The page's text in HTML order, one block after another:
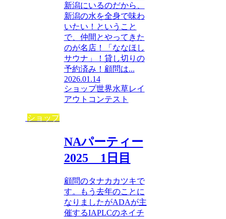
新潟にいるのだから、
新潟の水を全身で味わ
いたい！ということ
で、仲間とやってきた
のが名店！「ななほし
サウナ」！貸し切りの
予約済み！顧問は...
2026.01.14
ショップ世界水草レイ
アウトコンテスト
ショップ
NAパーティー
2025 1日目
顧問のタナカカツキで
す。もう去年のことに
なりましたがADAが主
催するIAPLCのネイチ